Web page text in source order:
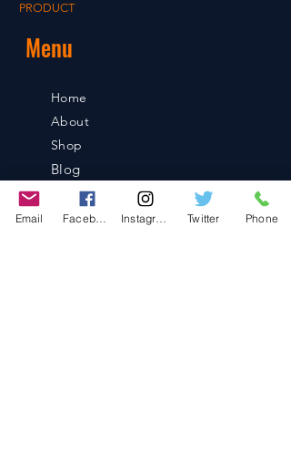
PRODUCT
Menu
Home
About
Shop
Blog
Contact
Email Twitter Phone